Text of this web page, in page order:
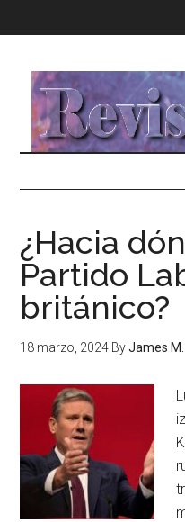
¿Hacia
Partido
británico?
18 marzo, 2024 ByJames